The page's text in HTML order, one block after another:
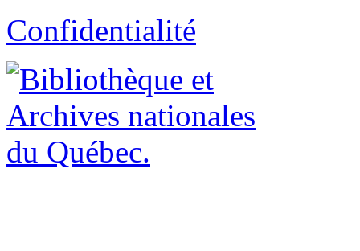
Confidentialité